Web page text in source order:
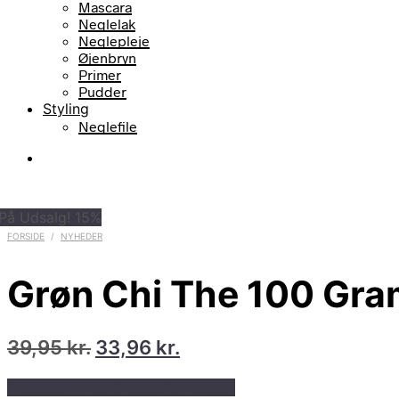
Mascara
Neglelak
Neglepleje
Øjenbryn
Primer
Pudder
Styling
Neglefile
Udsalg! 15%
FORSIDE / NYHEDER
Grøn Chi The 100
39,95kr. Den
pris
33,96 kr.
pris